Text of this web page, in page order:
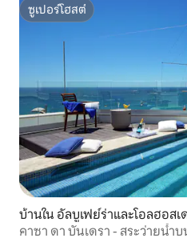
ซูเปอร์โฮสต์
ซูเปอร์โฮสต์
บ้านใน อัลบูเฟย์ร่าและโอลฮอสเ
คาซา ดา บันเดรา - สระว่ายน้